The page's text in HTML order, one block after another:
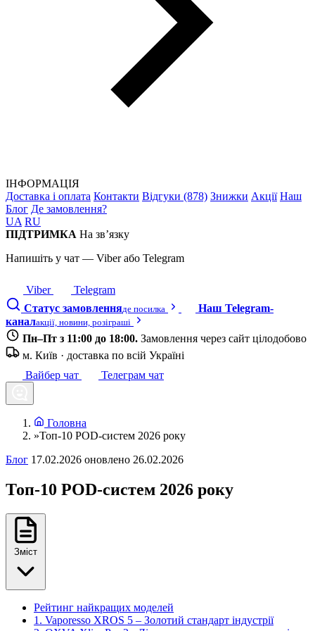
ІНФОРМАЦІЯ
Доставка і оплата Контакти Відгуки (878) Знижки Акції Наш
Блог Де замовлення?
UA RU
ПІДТРИМКА На зв’язку
Напишіть у чат — Viber або Telegram
Viber
Telegram
Статус замовленняде посилка
Наш Telegram-
каналакції, новини, розіграші
Пн–Пт з 11:00 до 18:00. Замовлення через сайт цілодобово
м. Київ · доставка по всій Україні
Вайбер чат
Телеграм чат
Головна
»Топ-10 POD-систем 2026 року
Блог 17.02.2026 оновлено 26.02.2026
Топ-10 POD-систем 2026 року
Зміст
Рейтинг найкращих моделей
1. Vaporesso XROS 5 – Золотий стандарт індустрії